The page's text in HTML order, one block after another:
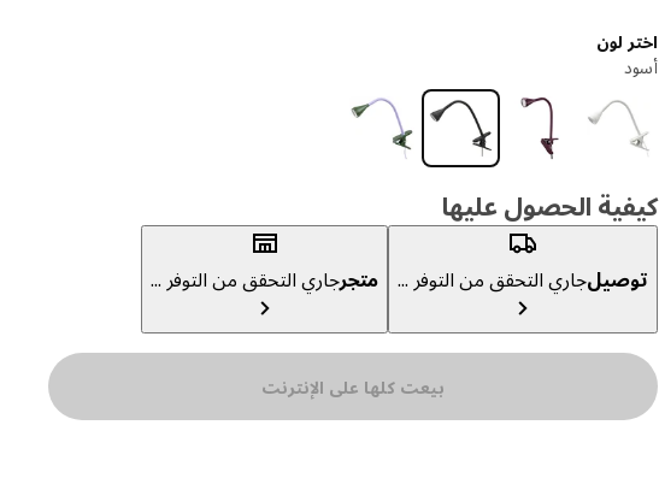
اختر لون
أسود
كيفية الحصول عليها
توصيلجاري التحقق من التوفر ... متجرجاري التحقق من التوفر ...
بيعت كلها على الإنترنت